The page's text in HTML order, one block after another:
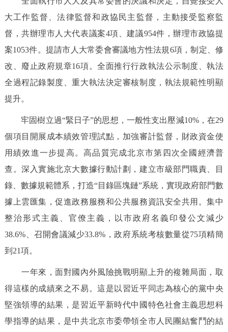
大工作監督、法律監督和政協民主監督，主動接受監察監
督，共辦理市人大代表議案4項、建議954件，辦理市政協提
案1053件。提請市人大常委會審議地方性法規6項，制定、修
改、廢止政府規章16項。全面推行行政執法公示制度、執法
全過程記錄製度、重大執法決定審核制度，執法規範性明顯
提升。
牢固樹立過“緊日子”的思想，一般性支出壓減10%，在29
個項目開展成本績效管理試點，加強審計監督，財政資金使
用績效進一步提高。高品質完成北京市第四次全國經濟普
查。深入實施北京大數據行動計劃，建立市級部門職責、目
錄、數據規範體系，打造“目錄區塊鏈”系統，實現政府部門數
據上雲匯集，促進政務服務和公共服務資訊安全共用。集中
整治形式主義、官僚主義，以市政府名義印發公文減少
38.6%、召開會議減少33.8%，政府系統考核數量從75項精簡
到21項。
一年來，面對國內外風險挑戰明顯上升的複雜局面，取
得這樣的成績來之不易。這是以習近平同志為核心的黨中央
堅強領導的結果，是習近平新時代中國特色社會主義思想科
學指導的結果，是中共北京市委帶領全市人民團結奮鬥的結